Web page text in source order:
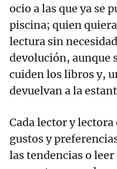
ocio a las que ya se
piscina; quien
lectura sin
devolución, aunque
cuiden los libros y,
devuelvan a la
Cada lector y
gustos y
las tendencias o